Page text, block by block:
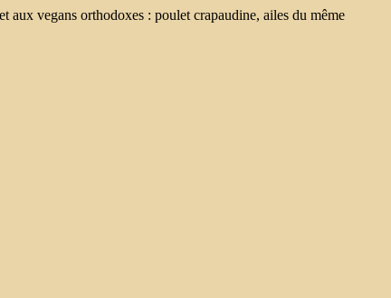
aux vegans orthodoxes : poulet crapaudine, ailes du même